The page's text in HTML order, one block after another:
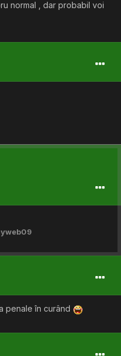
normal , dar probabil voi
penale în curând